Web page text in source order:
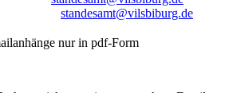
standesamt@vilsbiburg.de